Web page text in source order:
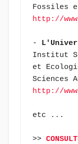
http://
-
Institut
et
http://
etc ...
>>